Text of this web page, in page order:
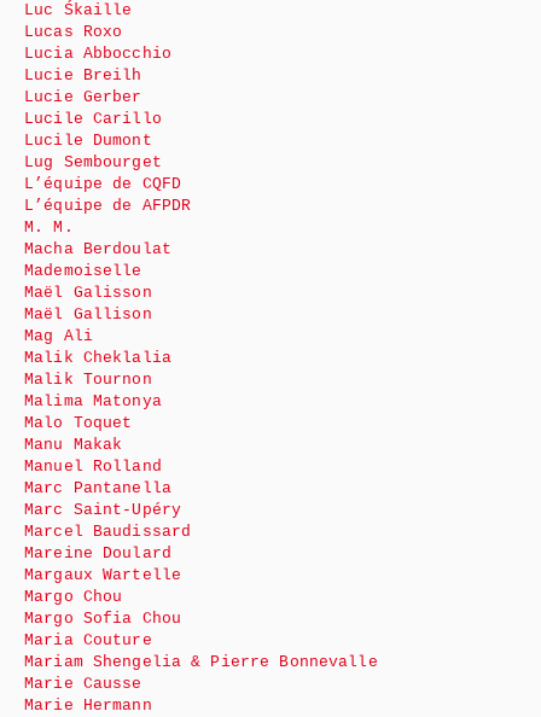
Luc Śkaille
Lucas Roxo
Lucia Abbocchio
Lucie Breilh
Lucie Gerber
Lucile Carillo
Lucile Dumont
Lug Sembourget
L’équipe de CQFD
L’équipe de AFPDR
M. M.
Macha Berdoulat
Mademoiselle
Maël Galisson
Maël Gallison
Mag Ali
Malik Cheklalia
Malik Tournon
Malima Matonya
Malo Toquet
Manu Makak
Manuel Rolland
Marc Pantanella
Marc Saint-Upéry
Marcel Baudissard
Mareine Doulard
Margaux Wartelle
Margo Chou
Margo Sofia Chou
Maria Couture
Mariam Shengelia & Pierre Bonnevalle
Marie Causse
Marie Hermann